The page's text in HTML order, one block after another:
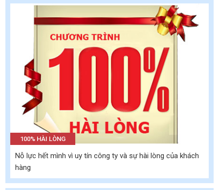
100% HÀI LÒNG
Nỗ lực hết mình vì uy tín công ty và sự hài lòng của khách
hàng